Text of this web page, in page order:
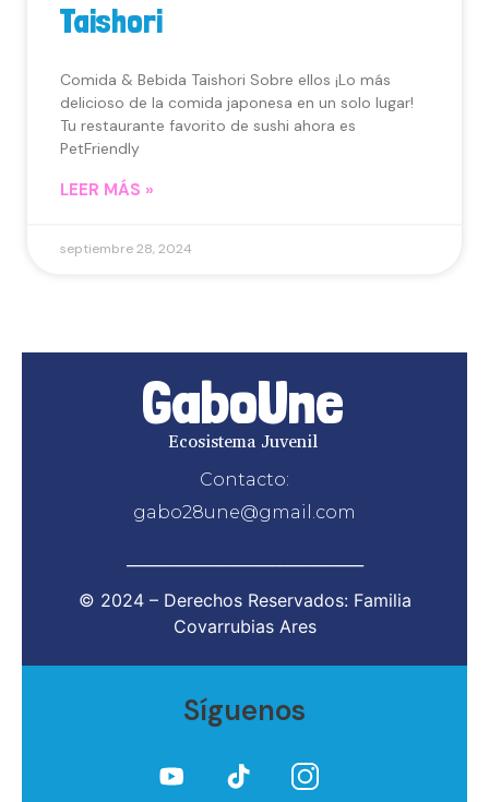
Taishori
Comida & Bebida Taishori Sobre ellos ¡Lo más
delicioso de la comida japonesa en un solo lugar!
Tu restaurante favorito de sushi ahora es
PetFriendly
LEER MÁS »
septiembre 28, 2024
GaboUne
Ecosistema Juvenil
Contacto:
gabo28une@gmail.com
© 2024 – Derechos Reservados: Familia
Covarrubias Ares
Síguenos